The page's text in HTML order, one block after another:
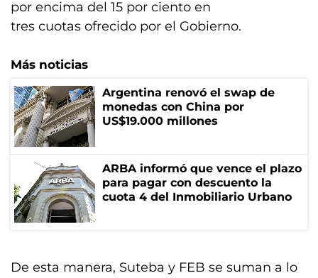
por encima del 15 por ciento en
tres cuotas ofrecido por el Gobierno.
Más noticias
Argentina renovó el swap de
monedas con China por
US$19.000 millones
ARBA informó que vence el plazo
para pagar con descuento la
cuota 4 del Inmobiliario Urbano
De esta manera, Suteba y FEB se suman a lo